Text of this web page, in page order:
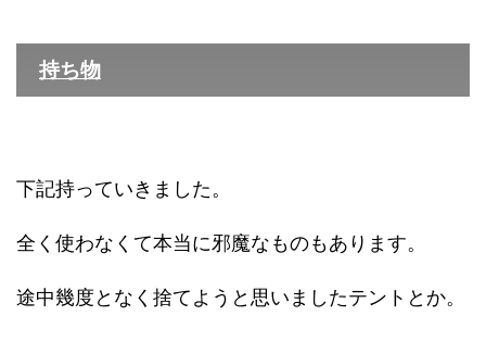
持ち物
下記持っていきました。
全く使わなくて本当に邪魔なものもあります。
途中幾度となく捨てようと思いましたテントとか。